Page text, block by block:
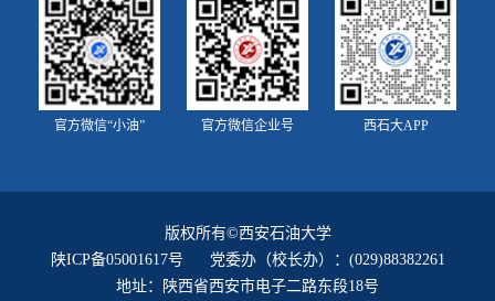
官方微信“小油” 官方微信企业号 西石大APP
版权所有©西安石油大学
陕ICP备05001617号 党委办（校长办）：(029)88382261
地址：陕西省西安市电子二路东段18号